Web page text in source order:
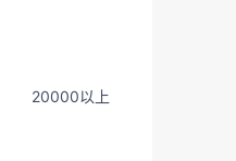
20000以上